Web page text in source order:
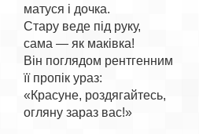
матуся і дочка.
Стару веде під руку,
сама — як маківка!
Він поглядом рентгенним
її пропік ураз:
«Красуне, роздягайтесь,
огляну зараз вас!»